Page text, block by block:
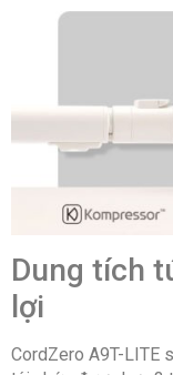
Dung tích
lợi
CordZero A9T-LITE